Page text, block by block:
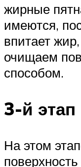
жирные
имеются,
впитает
очищаем
способом.
3-й этап
На этом